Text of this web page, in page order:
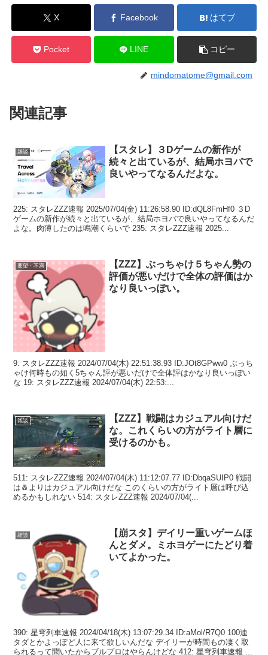
X Facebook はてブ
Pocket LINE コピー
mindomatome@gmail.com
関連記事
雑談
【スタレ】３Dゲームの新作が
続々と出ているが、結局ホヨバで
良いやってなるんだよな。
225: スタレZZZ速報 2025/07/04(金) 11:26:58.90 ID:dQL8FmHf0 ３D
ゲームの新作が続々と出ているが、結局ホヨバで良いやってなるんだ
よな。肉薄したのは鳴潮くらいで 235: スタレZZZ速報 2025...
要望・不満
【ZZZ】ぶっちゃけ５ちゃん勢の
評価が悪いだけで全体の評価はか
なり良いっぽい。
9: スタレZZZ速報 2024/07/04(木) 22:51:38.93 ID:JOt8GPww0 ぶっち
ゃけ何時もの如く5ちゃん評が悪いだけで全体評はかなり良いっぽい
な 19: スタレZZZ速報 2024/07/04(木) 22:53:...
雑談
【ZZZ】戦闘はカジュアル向けだ
な。これくらいの方がライト層に
受けるのかも。
511: スタレZZZ速報 2024/07/04(木) 11:12:07.77 ID:DbqaSUIP0 戦闘
は🧂よりはカジュアル向けだな このくらいの方がライト層は呼び込
めるかもしれない 514: スタレZZZ速報 2024/07/04(...
雑談
【崩スタ】デイリー重いゲームほ
んとダメ。ミホヨゲーにたどり着
いてよかった。
390: 星穹列車速報 2024/04/18(木) 13:07:29.34 ID:aMol/R7Q0 100連
タダとかよっぽど人に来て欲しいんだな デイリーが時間もの凄く取
られるって聞いたからブルプロはやらんけどな 412: 星穹列車速報 ...